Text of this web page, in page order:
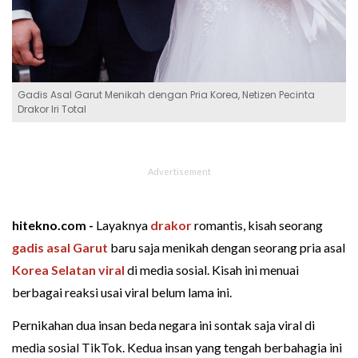
Gadis Asal Garut Menikah dengan Pria Korea, Netizen Pecinta
Drakor Iri Total
hitekno.com - Layaknya drakorromantis, kisah seorang
gadis asal Garut baru saja menikah dengan seorang pria asal
Korea Selatan viral di media sosial. Kisah ini menuai
berbagai reaksi usai viral belum lama ini.
Pernikahan dua insan beda negara ini sontak saja viral di
media sosial TikTok. Kedua insan yang tengah berbahagia ini